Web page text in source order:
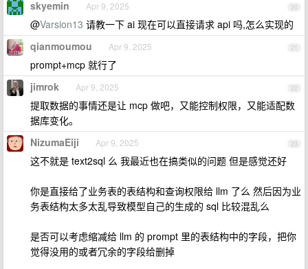
20
skyemin Apr 9, 2025
@Varsion13 请教一下 ai 现在可以直接请求 api 吗,怎么实现的
21
qianmoumou Apr 9, 2025
prompt+mcp 就行了
22
jimrok Apr 9, 2025
提取数据的事情还是让 mcp 做吧，又能控制权限，又能适配数
据库变化。
23
NizumaEiji Apr 9, 2025
这不就是 text2sql 么 我最近也在搞类似的问题 但是感觉还好
你是直接给了业务表的表结构和查询权限给 llm 了么 然后因为业
务表结构太多太乱导致模型自己的生成的 sql 比较混乱么
是否可以考虑缩减给 llm 的 prompt 里的表结构中的字段，把你
觉得没用的或者冗余的字段给删掉